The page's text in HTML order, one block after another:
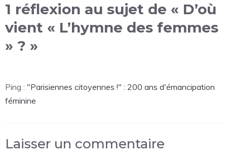
1 réflexion au sujet de « D’où
vient « L’hymne des femmes
» ? »
Ping : "Parisiennes citoyennes !" : 200 ans d'émancipation
féminine
Laisser un commentaire